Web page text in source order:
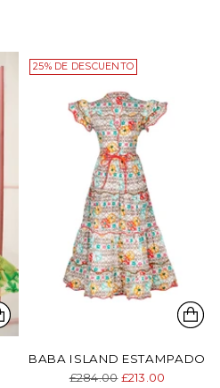
25% DE DESCUENTO
BABA ISLAND ESTAMPADO
Precio
£284.00 £213.00